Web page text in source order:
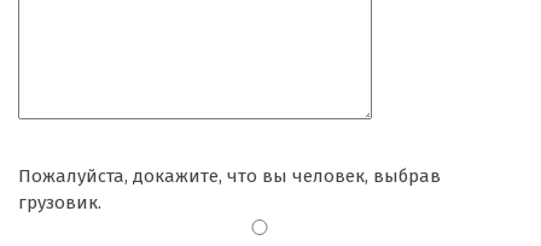
Пожалуйста, докажите, что вы человек, выбрав
грузовик.